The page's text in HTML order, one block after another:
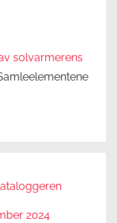
solvarmerens
2024